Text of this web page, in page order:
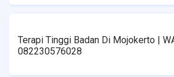
Terapi Tinggi Badan Di Mojokerto |
082230576028